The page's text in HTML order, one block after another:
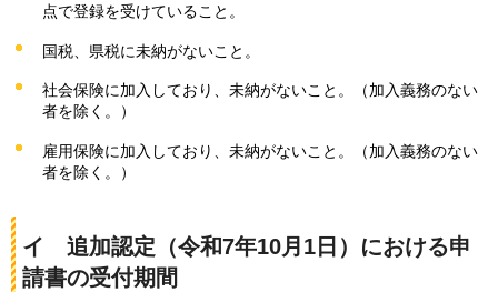
点で登録を受けていること。
国税、県税に未納がないこと。
社会保険に加入しており、未納がないこと。（加入義務のない
者を除く。）
雇用保険に加入しており、未納がないこと。（加入義務のない
者を除く。）
イ 追加認定（令和7年10月1日）における申
請書の受付期間